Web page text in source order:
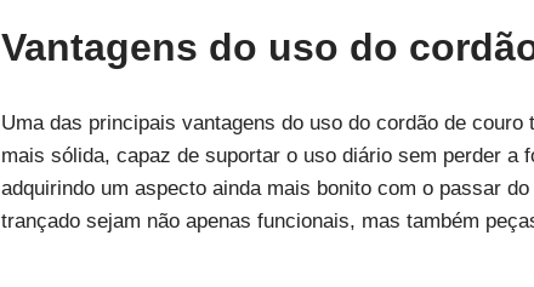
Vantagens do uso do
Uma das principais vantagens do uso do cordão de
mais sólida, capaz de suportar o uso diário sem perder a
adquirindo um aspecto ainda mais bonito com o passar
trançado sejam não apenas funcionais, mas também